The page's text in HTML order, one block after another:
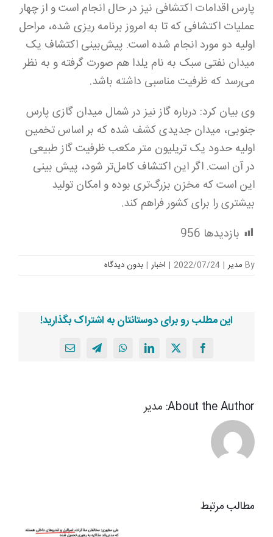
پارس اقدامات اکتشافی نیز در حال انجام است و از چهار
عملیات اکتشافی که تا به امروز برنامه ریزی شده، مراحل
اولیه دو مورد انجام شده است. پیش‌بینی اکتشاف یک
میدان نفتی سبک به نام یلدا هم صورت گرفته و به نظر
می‌رسد که ظرفیت مناسبی داشته باشد.
وی بیان کرد: درباره گاز نیز در شمال میدان گازی پارس
جنوبی، میدان جدیدی کشف شده که بر اساس تخمین
اولیه حدود یک تریلیون متر مکعب ظرفیت گاز طبیعی
در آن است. اگر این اکتشاف کامل‌تر شود، پیش بینی
این است که مخزن بزرگ‌تری بوده و امکان تولید
بیشتری را برای کشور فراهم کند.
بازدیدها 956
By مدیر |
2022/07/24
| اخبار | بدون ديدگاه
این مطلب رو برای دوستانتان به اشتراک بگذارید!
Facebook
X
LinkedIn
WhatsApp
Telegramپست
About the Author: مدیر
مطالب مرتبط
شریعتی
رییس
کمیسیون